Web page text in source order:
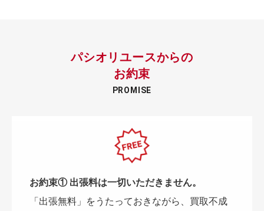
パシオリユースからの
お約束
PROMISE
お約束① 出張料は一切いただきません。
「出張無料」をうたっておきながら、買取不成